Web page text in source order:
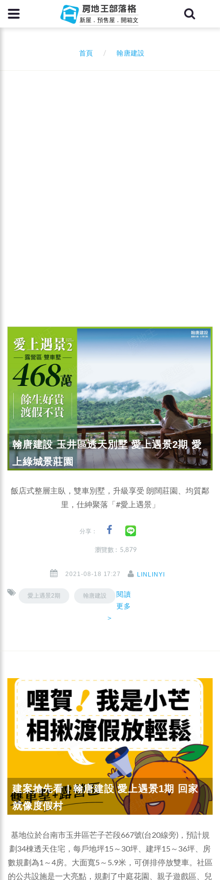
房地王部落格
新屋．預售屋．開箱文
首頁 翰唐建設
翰唐建設 玉井區透天別墅 愛上遇景2期 愛
上綠城景莊園
飯店式整層主臥，雙車別墅，升級享受 朗闊莊園、均質鄰
里，仕紳聚落「#愛上遇景」
分享：
瀏覽數 : 5,879
2021-08-18 17:27 LINLINYI
愛上遇景2期 翰唐建設
閱讀
更多
＞
建案搶先看 | 翰唐建設 愛上遇景1期 回家
就像度假村
基地位於台南市玉井區芒子芒段667號(台20線旁)，預計規
劃34棟透天住宅，每戶地坪15～30坪、建坪15～36坪、房
數規劃為1～4房。大面寬5～5.9米，可併排停放雙車。社區
的公共設施是一大亮點，規劃了中庭花園、親子遊戲區、兒